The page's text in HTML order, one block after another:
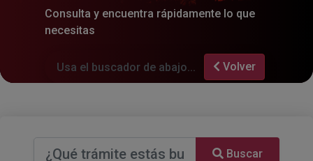
Consulta y encuentra rápidamente lo que
necesitas
Volver
Buscar